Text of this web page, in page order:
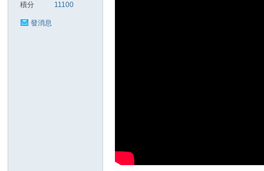
積分 11100
發消息